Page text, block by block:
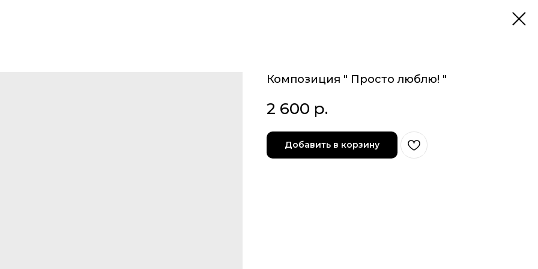
Композиция " Просто люблю! "
2 600 р.
Добавить в корзину